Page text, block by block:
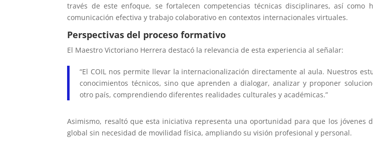
través de este enfoque, se fortalecen competencias técnicas disciplinares, así como
comunicación efectiva y trabajo colaborativo en contextos internacionales virtuales.
Perspectivas del proceso formativo
El Maestro Victoriano Herrera destacó la relevancia de esta experiencia al señalar:
“El COIL nos permite llevar la internacionalización directamente al aula. Nuestros
conocimientos técnicos, sino que aprenden a dialogar, analizar y proponer
otro país, comprendiendo diferentes realidades culturales y académicas.”
Asimismo, resaltó que esta iniciativa representa una oportunidad para que los jóvenes
global sin necesidad de movilidad física, ampliando su visión profesional y personal.